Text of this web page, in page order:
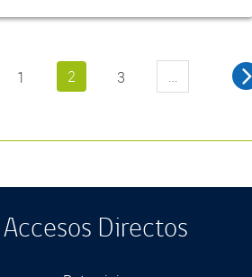
1 2 3 …
Accesos Directos